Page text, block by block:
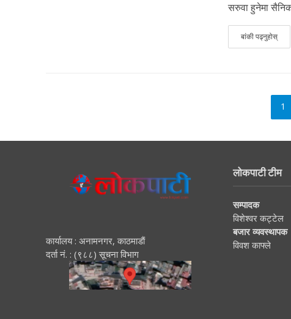
सरुवा हुनेमा
बांकी पढ्नुहोस्
1
कार्यालय : अनामनगर, काठमाडाैं
दर्ता नं. : (९८८) सूचना विभाग
लोकपाटी टीम
सम्पादक
विशेश्वर कट्टेल
बजार व्यवस्थापक
विवश काफ्ले